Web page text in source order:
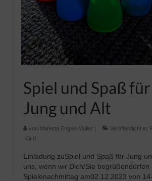
Spiel und Spaß für
Jung und Alt
von Marietta Engler-Müller | Veröffentlicht in:
0
Einladung zuSpiel und Spaß für Jung
uns, wenn wir Dich/Sie begrüßendürfen
Spielenachmittag am02.12.2023 von